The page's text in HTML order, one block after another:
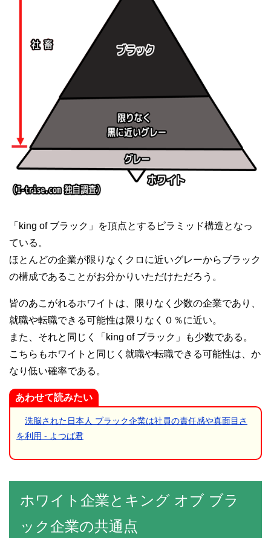
「king of ブラック」を頂点とするピラミッド構造となっ
ている。
ほとんどの企業が限りなくクロに近いグレーからブラック
の構成であることがお分かりいただけただろう。
皆のあこがれるホワイトは、限りなく少数の企業であり、
就職や転職できる可能性は限りなく０％に近い。
また、それと同じく「king of ブラック」も少数である。
こちらもホワイトと同じく就職や転職できる可能性は、か
なり低い確率である。
あわせて読みたい
洗脳された日本人 ブラック企業は社員の責任感や真面目さ
を利用 - よつば君
ホワイト企業とキング オブ ブラ
ック企業の共通点